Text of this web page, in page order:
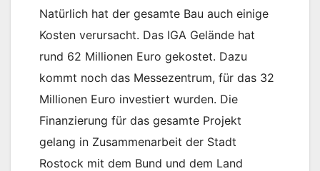
Natürlich hat der gesamte Bau auch einige
Kosten verursacht. Das IGA Gelände hat
rund 62 Millionen Euro gekostet. Dazu
kommt noch das Messezentrum, für das 32
Millionen Euro investiert wurden. Die
Finanzierung für das gesamte Projekt
gelang in Zusammenarbeit der Stadt
Rostock mit dem Bund und dem Land